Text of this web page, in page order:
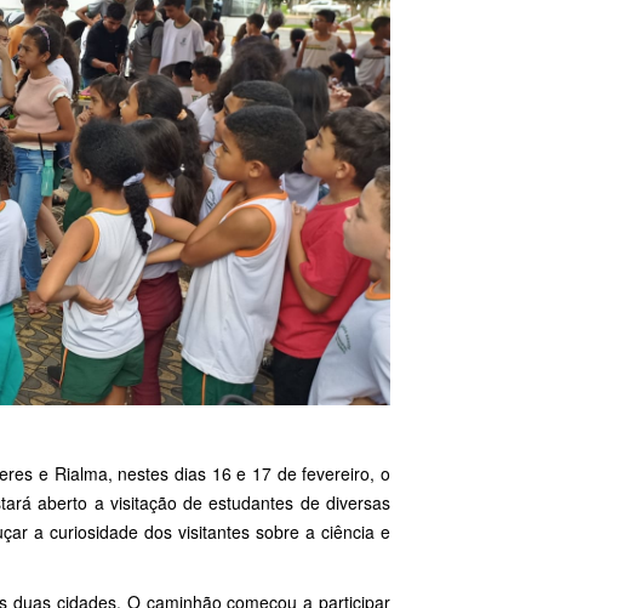
e Rialma, nestes dias 16 e 17 de fevereiro, o
aberto a visitação de estudantes de diversas
a curiosidade dos visitantes sobre a ciência e
cidades. O caminhão começou a participar